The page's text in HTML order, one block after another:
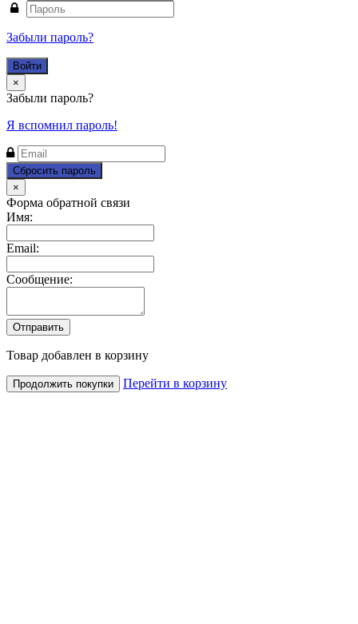
Забыли пароль?
×
Забыли пароль?
Я вспомнил пароль!
×
Форма обратной связи
Имя:
Email:
Сообщение:
Товар добавлен в корзину
Продолжить покупки Перейти в корзину